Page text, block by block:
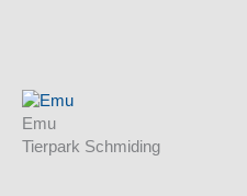
Emu
Tierpark Schmiding